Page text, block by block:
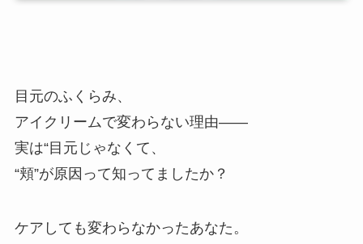
目元のふくらみ、
アイクリームで変わらない理由——
実は“目元じゃなくて、
“頬”が原因って知ってましたか？
ケアしても変わらなかったあなた。